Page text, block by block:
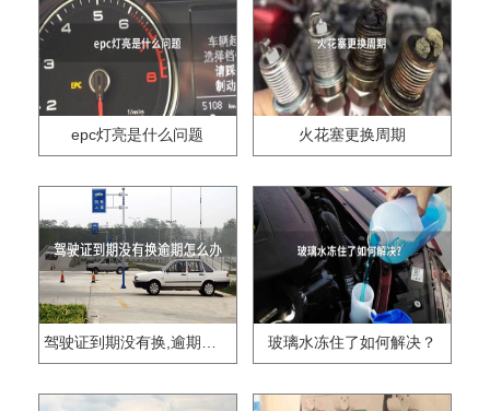
epc灯亮是什么问题 火花塞更换周期
驾驶证到期没有换,逾期怎么办?? 玻璃水冻住了如何解决？